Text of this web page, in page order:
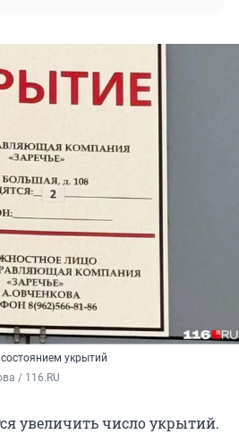
укрытий
/ 116.RU
увеличить число укрытий.